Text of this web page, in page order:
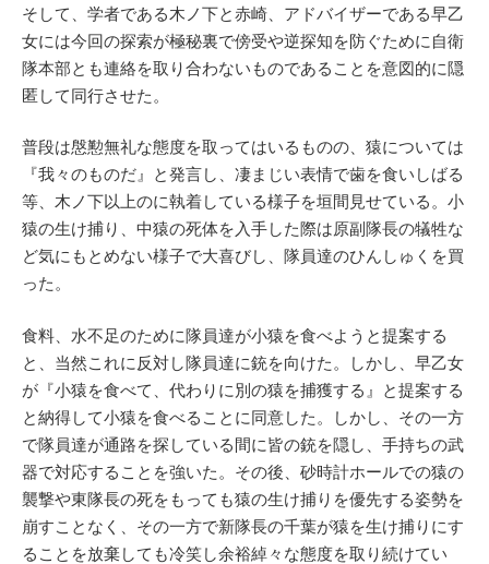
そして、学者である木ノ下と赤崎、アドバイザーである早乙
女には今回の探索が極秘裏で傍受や逆探知を防ぐために自衛
隊本部とも連絡を取り合わないものであることを意図的に隠
匿して同行させた。
普段は慇懃無礼な態度を取ってはいるものの、猿については
『我々のものだ』と発言し、凄まじい表情で歯を食いしばる
等、木ノ下以上のに執着している様子を垣間見せている。小
猿の生け捕り、中猿の死体を入手した際は原副隊長の犠牲な
ど気にもとめない様子で大喜びし、隊員達のひんしゅくを買
った。
食料、水不足のために隊員達が小猿を食べようと提案する
と、当然これに反対し隊員達に銃を向けた。しかし、早乙女
が『小猿を食べて、代わりに別の猿を捕獲する』と提案する
と納得して小猿を食べることに同意した。しかし、その一方
で隊員達が通路を探している間に皆の銃を隠し、手持ちの武
器で対応することを強いた。その後、砂時計ホールでの猿の
襲撃や東隊長の死をもっても猿の生け捕りを優先する姿勢を
崩すことなく、その一方で新隊長の千葉が猿を生け捕りにす
ることを放棄しても冷笑し余裕綽々な態度を取り続けてい